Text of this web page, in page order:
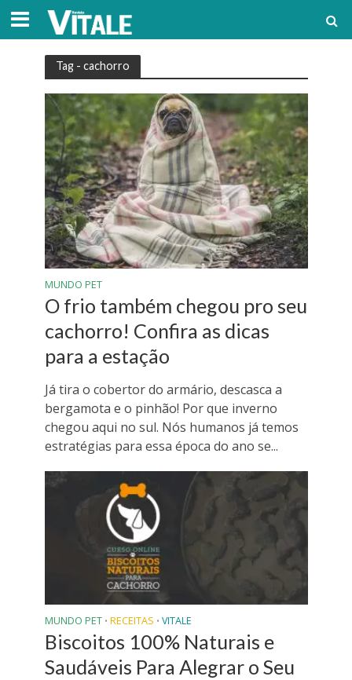
Tag - cachorro
MUNDO PET
O frio também chegou pro seu
cachorro! Confira as dicas
para a estação
Já tira o cobertor do armário, descasca a
bergamota e o pinhão! Por que inverno
chegou aqui no sul. Nós humanos já temos
estratégias para essa época do ano se...
MUNDO PET • RECEITAS • VITALE
Biscoitos 100% Naturais e
Saudáveis Para Alegrar o Seu